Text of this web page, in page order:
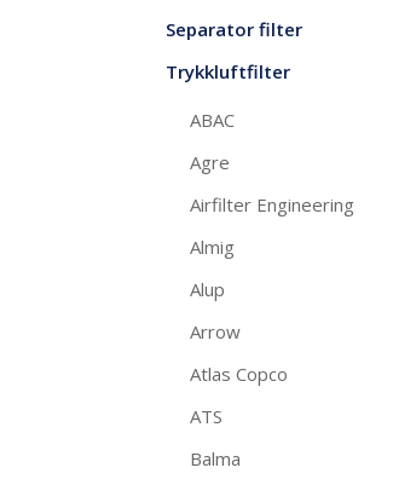
Separator filter
Trykkluftfilter
ABAC
Agre
Airfilter Engineering
Almig
Alup
Arrow
Atlas Copco
ATS
Balma